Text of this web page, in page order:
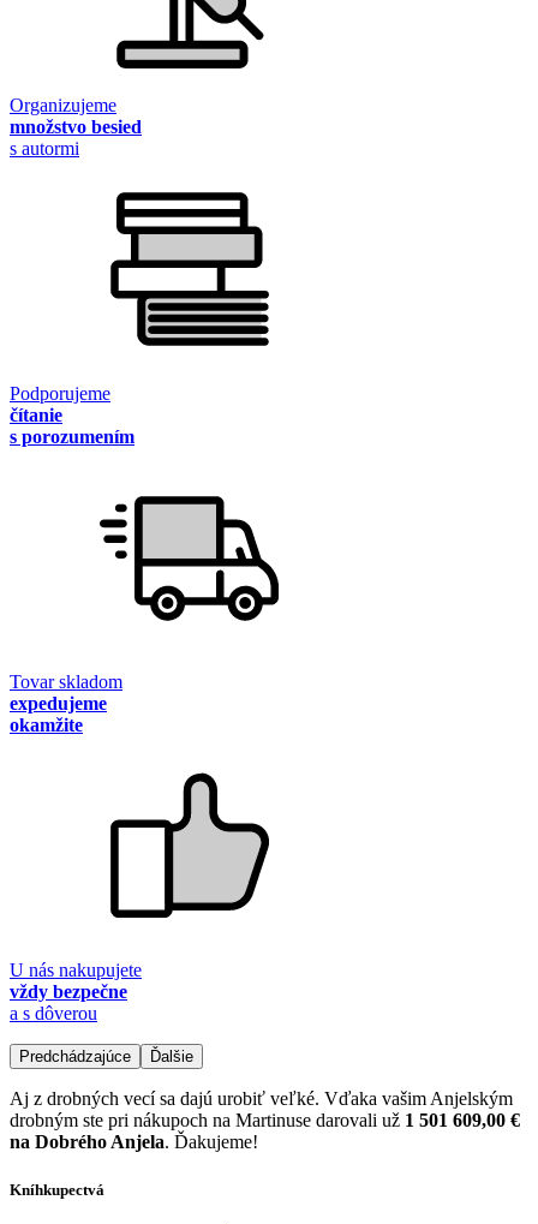
Organizujeme
množstvo besied
s autormi
Podporujeme
čítanie
s porozumením
Tovar skladom
expedujeme
okamžite
U nás nakupujete
vždy bezpečne
a s dôverou
Predchádzajúce Ďalšie
Aj z drobných vecí sa dajú urobiť veľké. Vďaka vašim Anjelským
drobným ste pri nákupoch na Martinuse darovali už 1 501 609,00 €
na Dobrého Anjela. Ďakujeme!
Kníhkupectvá